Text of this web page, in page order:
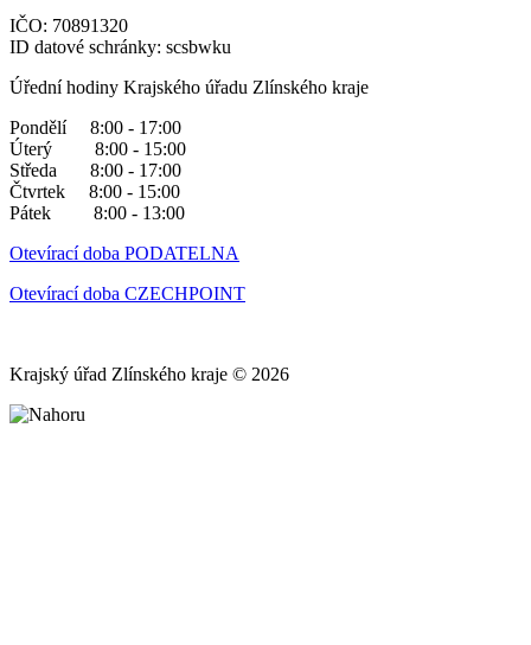
IČO: 70891320
ID datové schránky: scsbwku
Úřední hodiny Krajského úřadu Zlínského kraje
Pondělí 8:00 - 17:00
Úterý 8:00 - 15:00
Středa 8:00 - 17:00
Čtvrtek 8:00 - 15:00
Pátek 8:00 - 13:00
Otevírací doba PODATELNA
Otevírací doba CZECHPOINT
Krajský úřad Zlínského kraje © 2026